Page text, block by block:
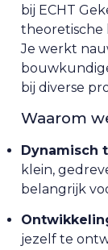
bij ECHT
theoretische
Je werkt
bij diverse
Waarom
Dynamisch
klein,
belangrijk
jezelf te